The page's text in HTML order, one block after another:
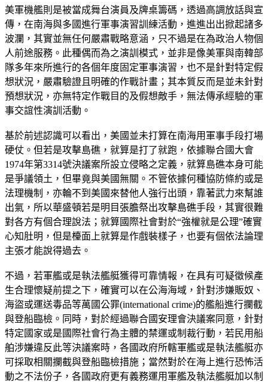
美軍機艦則是被當成舞台演員及牌桌籌碼，透過高調放話與宣
傳，在南海與多國進行軍事演習訓練活動，進進出出掀起諸多
波瀾，其實並無任何嚴肅戰略意涵，只不過是在為政治人物個
人前途服務。此種偶而為之演訓模式，並非是像美軍與南韓部
隊多年來所進行的各個年度固定軍事演習，也不是針對特定假
想狀況，嚴肅驗證且明確的作戰計畫；其本質反而是並未針對
預想狀況，亦無特定作戰目的及假想敵手，無法傳承經驗的軍
事交誼性演訓活動。
基於前述認識可以看出，美國並未打算在南海用軍事手段打場
硬仗。但若是攻擊島礁，就算是打了就跑，依據聯合國大會
1974年第3314號決議案所設立侵略之定義，就算島礁本身可能
是爭議領土，但畢竟與美國無關。不管依據何種協防條約或是
法理機制，亦輪不到美國來替他人強行出頭，靠著武力來幫誰
出氣，所以華盛頓若是明目張膽祭出攻擊島礁手段，其實很難
對各方有個合理說法；就算國際社會對於“強權就是公理”確實
心知肚明，但是檯面上就算是作戲裝樣子，也要有個依法論理
主張才能說得過去。
不過，若軍艦或是執法艦艇獲得可靠情報，在具有可疑徵候產
生合理懷疑前提之下，確實可以在公海海域，針對涉嫌販奴、
海盜或運送毒品等萬國公罪(international crime)的艦船進行攔截
與登船臨檢。同時，對於經過聯合國安理會決議案同意，針對
特定國家或是國際社會行為主體的禁運或制裁行動，若民用船
舶涉嫌違反此等決議案時，各國政府所轄軍艦或是執法艦艇亦
可採取相關攔截與登船臨檢措施；當然對於在海上進行恐怖活
動之不法份子，各國政府更有義務運用軍艦及執法艦艇加以制